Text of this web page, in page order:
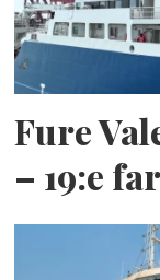
Fure
– 19:e